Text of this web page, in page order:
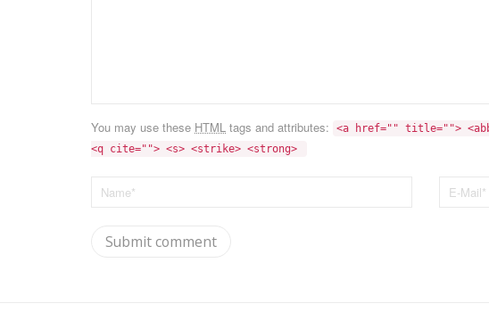
You may use these HTML tags and attributes:
<a href="" title="">
<q cite=""> <s> <strike> <strong>